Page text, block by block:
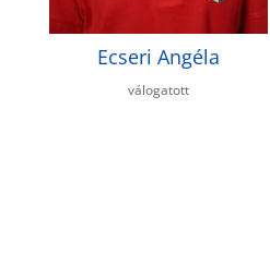
Ecseri Angéla
válogatott